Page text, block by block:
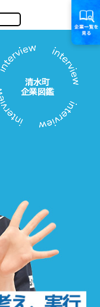
清水町
企業図鑑